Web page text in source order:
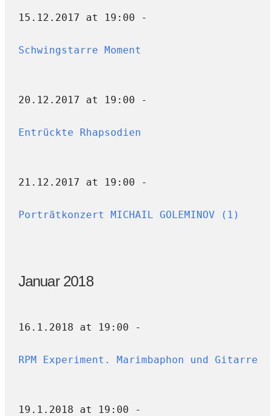
15.12.2017 at 19:00 -
Schwingstarre Moment
20.12.2017 at 19:00 -
Entrückte Rhapsodien
21.12.2017 at 19:00 -
Porträtkonzert MICHAIL GOLEMINOV (1)
Januar 2018
16.1.2018 at 19:00 -
RPM Experiment. Marimbaphon und Gitarre
19.1.2018 at 19:00 -